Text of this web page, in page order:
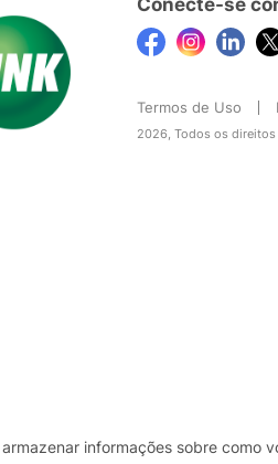
Conecte-se
Termos de Uso
2026, Todos os direitos
informações sobre como